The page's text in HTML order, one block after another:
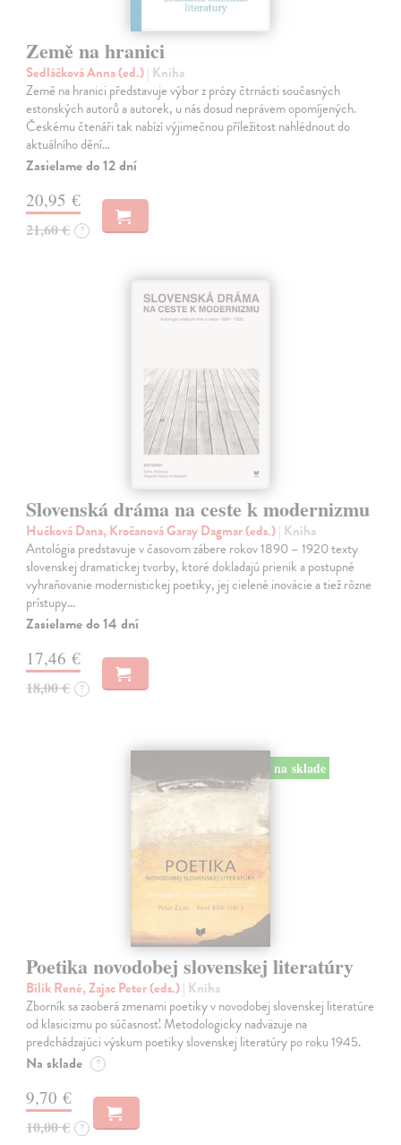
Země na hranici
Sedláčková Anna (ed.)| Kniha
Země na hranici představuje výbor z prózy čtrnácti současných
estonských autorů a autorek, u nás dosud neprávem opomíjených.
Českému čtenáři tak nabízí výjimečnou příležitost nahlédnout do
aktuálního dění…
Zasielame do 12 dní
20,95 €
21,60 € ?
Slovenská dráma na ceste k modernizmu
Hučková Dana, Kročanová Garay Dagmar (eds.)| Kniha
Antológia predstavuje v časovom zábere rokov 1890 – 1920 texty
slovenskej dramatickej tvorby, ktoré dokladajú prienik a postupné
vyhraňovanie modernistickej poetiky, jej cielené inovácie a tiež rôzne
prístupy…
Zasielame do 14 dní
17,46 €
18,00 € ?
na sklade
Poetika novodobej slovenskej literatúry
Bílik René, Zajac Peter (eds.)| Kniha
Zborník sa zaoberá zmenami poetiky v novodobej slovenskej literatúre
od klasicizmu po súčasnosť. Metodologicky nadväzuje na
predchádzajúci výskum poetiky slovenskej literatúry po roku 1945.
Na sklade ?
9,70 €
10,00 € ?